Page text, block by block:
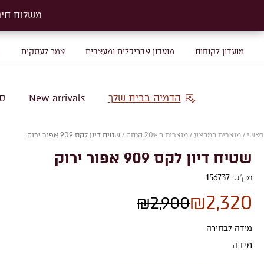
מועדון לקוחות מועדון אדריכלים ומעצבים צמר לעסקים
הדמיה בבית שלך New arrivals
ראשי / מוצרים במבצע / מוצרים ב 20% הנחה / שטיח דיון לקס 909 אפור ירוק
שטיח דיון לקס 909 אפור ירוק
מק"ט: 156737
₪2,900₪2,320
מידה לבחירה
מידה
משלוח חינם על
משלוח חינם על